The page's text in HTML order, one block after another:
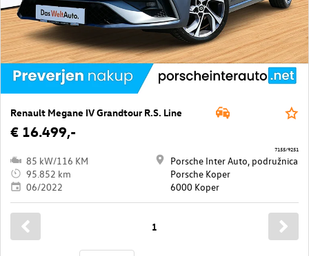
Renault Megane IV Grandtour R.S. Line
€ 16.499,-
85 kW/116 KM
95.852 km
06/2022
Porsche Inter Auto, podružnica
Porsche Koper
6000 Koper
7155/9251
1